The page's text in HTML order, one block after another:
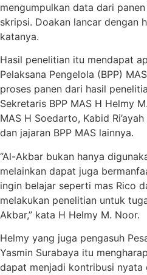
mengumpulkan data dari
skripsi. Doakan lancar dengan
katanya.
Hasil penelitian itu mendapat
Pelaksana Pengelola (BPP)
proses panen dari hasil
Sekretaris BPP MAS H Helmy
MAS H Soedarto, Kabid
dan jajaran BPP MAS lainnya.
“Al-Akbar bukan hanya
melainkan dapat juga
ingin belajar seperti mas Rico
melakukan penelitian untuk
Akbar,” kata H Helmy M. Noor.
Helmy yang juga pengasuh
Yasmin Surabaya itu
dapat menjadi kontribusi nyata